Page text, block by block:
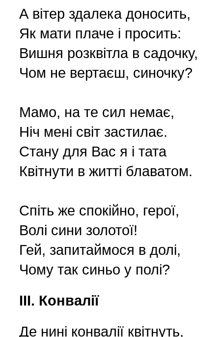
Szkolnictwo (14)
U naszych sąsiadów (9)
Wspomnienia (2)
Wybory w Polsce (4)
Wydarzenia w Polsce
Wystawy, premiery,
А вітер здалека доносить,
Як мати плаче і просить:
Вишня розквітла в садочку,
Чом не вертаєш, синочку?
Мамо, на те сил немає,
Ніч мені світ застилає.
Стану для Вас я і тата
Квітнути в житті блаватом.
Спіть же спокійно, герої,
Волі сини золотої!
Гей, запитаймося в долі,
Чому так синьо у полі?
ІІІ. Конвалії
Де нині конвалії квітнуть,